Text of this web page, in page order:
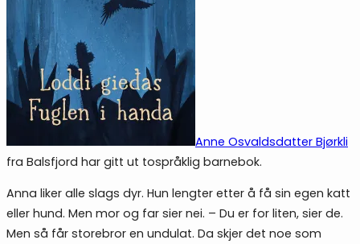
Anne Osvaldsdatter Bjørkli
fra Balsfjord har gitt ut tospråklig barnebok.
Anna liker alle slags dyr. Hun lengter etter å få sin egen katt
eller hund. Men mor og far sier nei. – Du er for liten, sier de.
Men så får storebror en undulat. Da skjer det noe som